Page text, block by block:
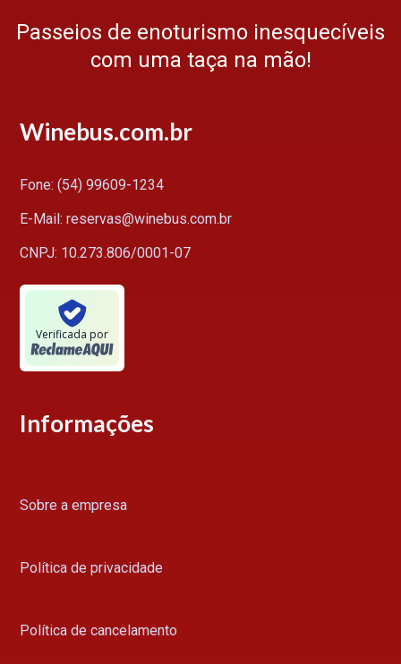
Passeios de enoturismo inesquecíveis
com uma taça na mão!
Winebus.com.br
Fone: (54) 99609-1234
E-Mail: reservas@winebus.com.br
CNPJ: 10.273.806/0001-07
Verificada por
Informações
Sobre a empresa
Política de privacidade
Política de cancelamento